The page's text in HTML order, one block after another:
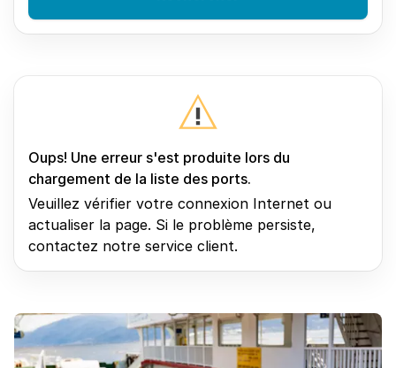
Oups! Une erreur s'est produite lors du
chargement de la liste des ports.
Veuillez vérifier votre connexion Internet ou
actualiser la page. Si le problème persiste,
contactez notre service client.